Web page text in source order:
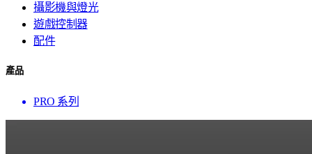
攝影機與燈光
遊戲控制器
配件
產品
PRO 系列